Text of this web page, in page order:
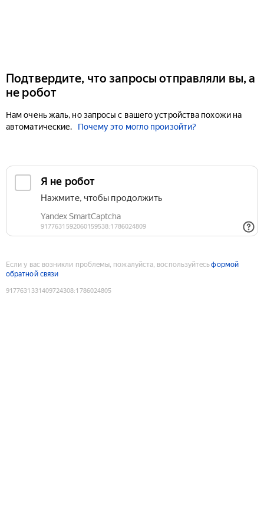
Подтвердите, что запросы отправляли вы, а
не робот
Нам очень жаль, но запросы с вашего устройства похожи на
автоматические.
Почему это могло произойти?
Если у вас возникли проблемы, пожалуйста, воспользуйтесьформой
обратной связи
9177631331409724308:1786024805